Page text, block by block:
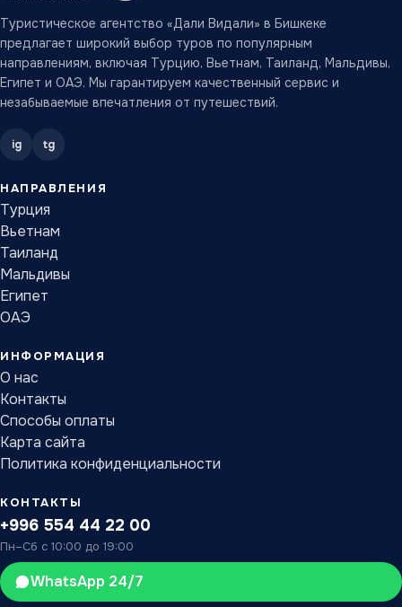
Туристическое агентство «Дали Видали» в Бишкеке
предлагает широкий выбор туров по популярным
направлениям, включая Турцию, Вьетнам, Таиланд, Мальдивы,
Египет и ОАЭ. Мы гарантируем качественный сервис и
незабываемые впечатления от путешествий.
ig tg
НАПРАВЛЕНИЯ
Турция
Вьетнам
Таиланд
Мальдивы
Египет
ОАЭ
ИНФОРМАЦИЯ
О нас
Контакты
Способы оплаты
Карта сайта
Политика конфиденциальности
КОНТАКТЫ
+996 554 44 22 00
Пн–Сб с 10:00 до 19:00
WhatsApp 24/7